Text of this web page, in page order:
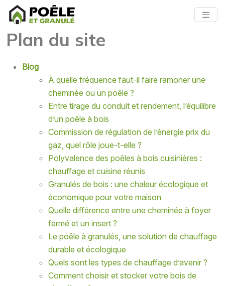
Plan du site
Blog
À quelle fréquence faut-il faire ramoner une
cheminée ou un poêle ?
Entre tirage du conduit et rendement, l’équilibre
d’un poêle à bois
Commission de régulation de l’énergie prix du
gaz, quel rôle joue-t-elle ?
Polyvalence des poêles à bois cuisinières :
chauffage et cuisine réunis
Granulés de bois : une chaleur écologique et
économique pour votre maison
Quelle différence entre une cheminée à foyer
fermé et un insert ?
Le poêle à granulés, une solution de chauffage
durable et écologique
Quels sont les types de chauffage d’avenir ?
Comment choisir et stocker votre bois de